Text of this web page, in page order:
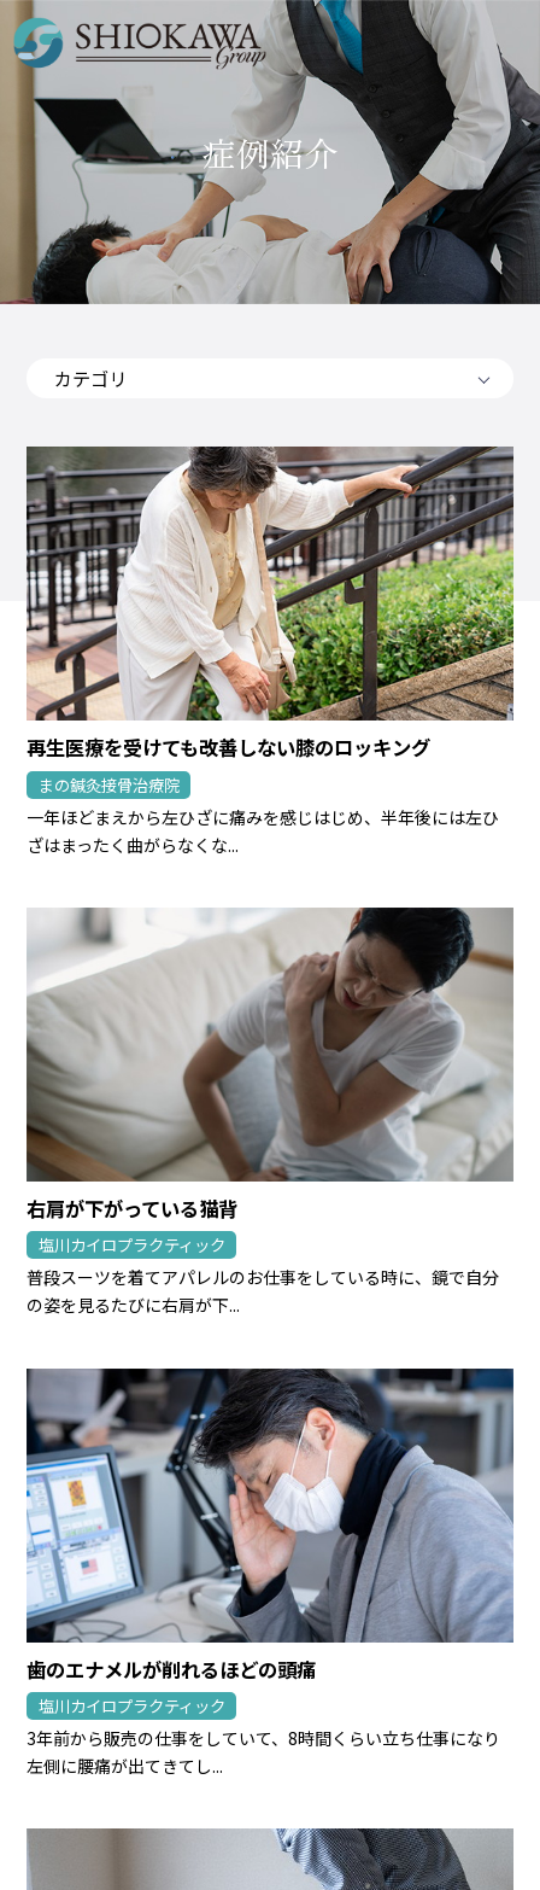
症例紹介
カテゴリ
再生医療を受けても改善しない膝のロッキング
まの鍼灸接骨治療院
一年ほどまえから左ひざに痛みを感じはじめ、半年後には左ひ
ざはまったく曲がらなくな...
右肩が下がっている猫背
塩川カイロプラクティック
普段スーツを着てアパレルのお仕事をしている時に、鏡で自分
の姿を見るたびに右肩が下...
歯のエナメルが削れるほどの頭痛
塩川カイロプラクティック
3年前から販売の仕事をしていて、8時間くらい立ち仕事になり
左側に腰痛が出てきてし...